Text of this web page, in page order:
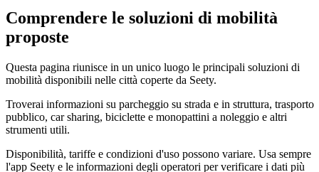
Comprendere le soluzioni di mobilità
proposte
Questa pagina riunisce in un unico luogo le principali soluzioni di
mobilità disponibili nelle città coperte da Seety.
Troverai informazioni su parcheggio su strada e in struttura, trasporto
pubblico, car sharing, biciclette e monopattini a noleggio e altri
strumenti utili.
Disponibilità, tariffe e condizioni d'uso possono variare. Usa sempre
l'app Seety e le informazioni degli operatori per verificare i dati più